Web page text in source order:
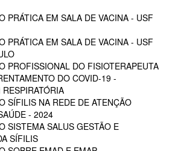
PRÁTICA EM SALA DE VACINA - USF
PRÁTICA EM SALA DE VACINA - USF
PROFISSIONAL DO FISIOTERAPEUTA
DO COVID-19 -
SÍFILIS NA REDE DE ATENÇÃO
- 2024
SISTEMA SALUS GESTÃO E
SÍFILIS